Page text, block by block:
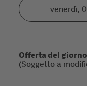
Offerta del giorno
(Soggetto a